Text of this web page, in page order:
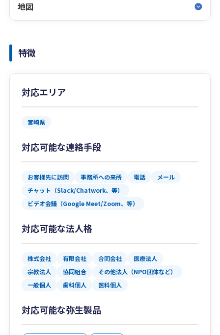
地図
特徴
対応エリア
宮崎県
対応可能な連絡手段
お客様先に訪問 事務所への来所 電話
メール
チャット（Slack/Chatwork、等）
ビデオ会議（Google Meet/Zoom、等）
対応可能な法人格
株式会社 有限会社 合同会社
医療法人
宗教法人
協同組合
その他法人（NPO団体など）
一般個人
歯科個人 医科個人
対応可能な弥生製品